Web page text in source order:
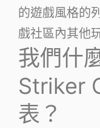
的遊戲風格的
戲社區內其他
我們什
Striker
表？